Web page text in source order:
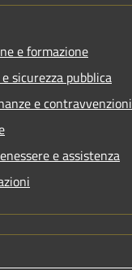
e formazione
sicurezza pubblica
e contravvenzioni
e assistenza